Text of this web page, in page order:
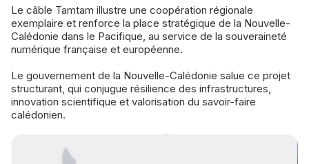
Le câble Tamtam illustre une coopération régionale
exemplaire et renforce la place stratégique de la Nouvelle-
Calédonie dans le Pacifique, au service de la souveraineté
numérique française et européenne.
Le gouvernement de la Nouvelle-Calédonie salue ce projet
structurant, qui conjugue résilience des infrastructures,
innovation scientifique et valorisation du savoir-faire
calédonien.